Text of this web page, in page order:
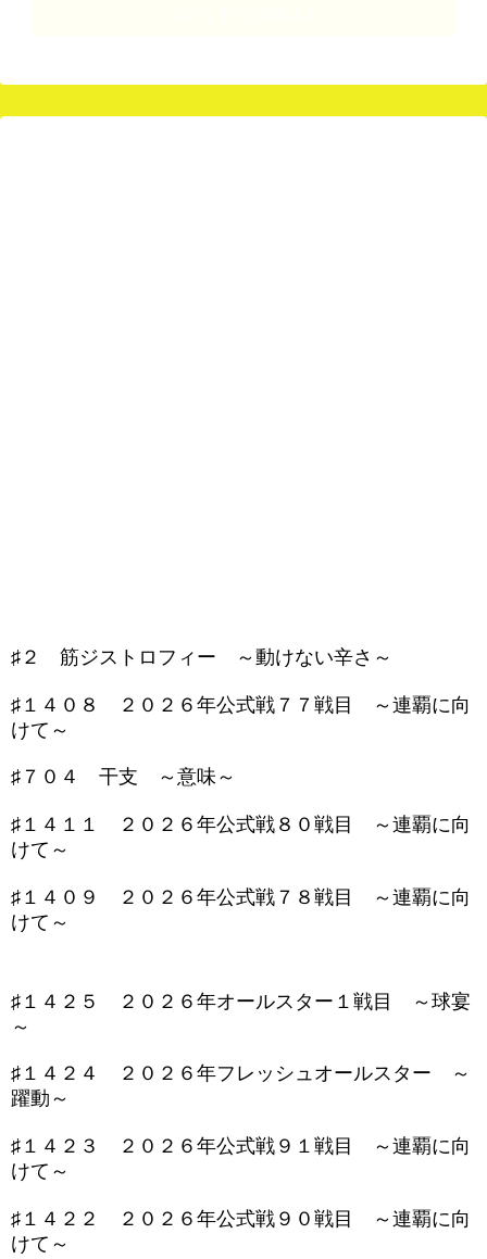
♯２ 筋ジストロフィー ～動けない辛さ～
♯１４０８ ２０２６年公式戦７７戦目 ～連覇に向
けて～
♯７０４ 干支 ～意味～
♯１４１１ ２０２６年公式戦８０戦目 ～連覇に向
けて～
♯１４０９ ２０２６年公式戦７８戦目 ～連覇に向
けて～
♯１４２５ ２０２６年オールスター１戦目 ～球宴
～
♯１４２４ ２０２６年フレッシュオールスター ～
躍動～
♯１４２３ ２０２６年公式戦９１戦目 ～連覇に向
けて～
♯１４２２ ２０２６年公式戦９０戦目 ～連覇に向
けて～